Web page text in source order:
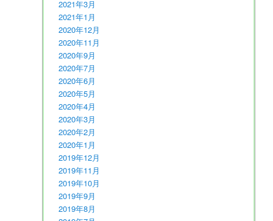
2021年3月
2021年1月
2020年12月
2020年11月
2020年9月
2020年7月
2020年6月
2020年5月
2020年4月
2020年3月
2020年2月
2020年1月
2019年12月
2019年11月
2019年10月
2019年9月
2019年8月